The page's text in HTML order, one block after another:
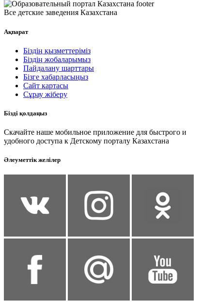
Все детские заведения Казахстана
Ақпарат
Біздің қызметтеріміз
Біздің жобаларымыз
Пайдалану шарттары
Бізге хабарласыңыз
Сайт картасы
Сұрау жіберу
Бізді қолдаңыз
Скачайте наше мобильное приложение для быстрого и
удобного доступа к Детскому порталу Казахстана
Әлеуметтік желілер